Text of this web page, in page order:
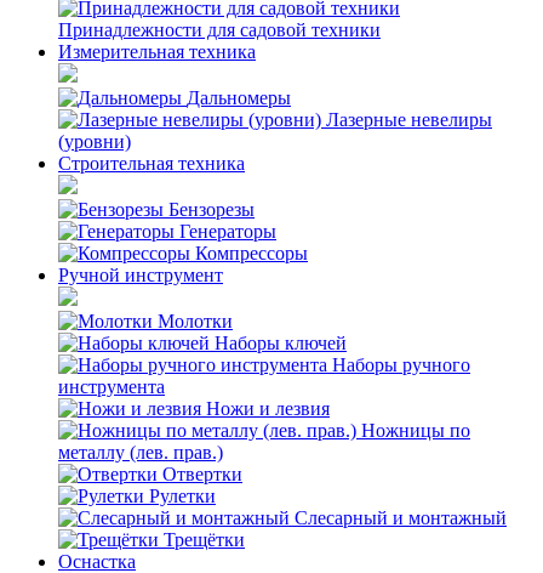
Принадлежности для садовой техники
Измерительная техника
Дальномеры
Лазерные невелиры
(уровни)
Строительная техника
Бензорезы
Генераторы
Компрессоры
Ручной инструмент
Молотки
Наборы ключей
Наборы ручного
инструмента
Ножи и лезвия
Ножницы по
металлу (лев. прав.)
Отвертки
Рулетки
Слесарный и монтажный
Трещётки
Оснастка